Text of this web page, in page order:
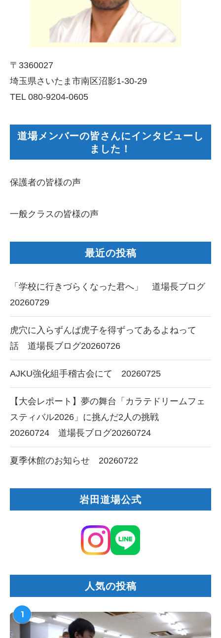
〒3360027
埼玉県さいたま市南区沼影1-30-29
TEL 080-9204-0605
道場メンバーの皆さんにインタビューし
ました！
保護者の皆様の声
一般クラスの皆様の声
最近の投稿
「学校に行きづらくなった君へ」 道場長ブログ
20260729
虎穴に入らずんば虎子を得ずってあるよねって
話 道場長ブログ20260726
AJKU強化組手稽古会にて 20260725
【大会レポート】夢の舞台「カラテドリームフェ
スティバル2026」に挑んだ2人の挑戦
20260724 道場長ブログ20260724
夏季休館のお知らせ 20260722
岩田道場公式
人気の投稿
1